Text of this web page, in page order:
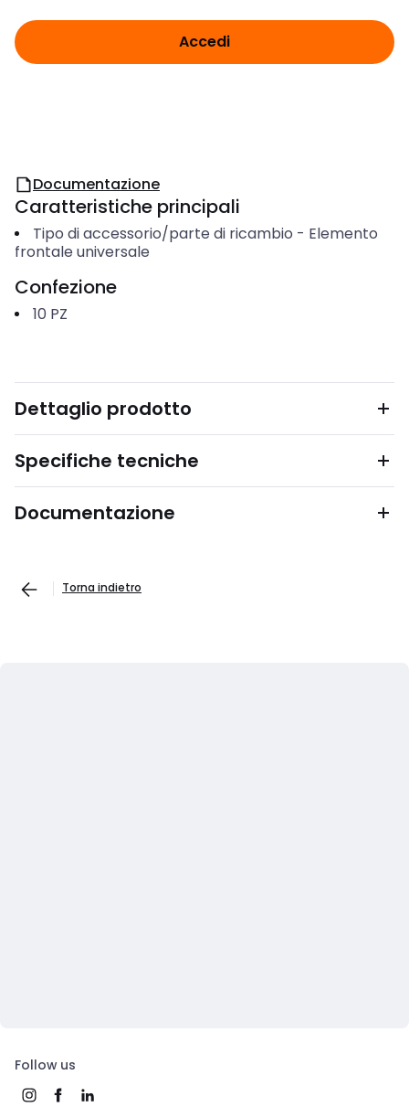
Accedi
Documentazione
Caratteristiche principali
Tipo di accessorio/parte di ricambio - Elemento
frontale universale
Confezione
10 PZ
Dettaglio prodotto
Specifiche tecniche
Documentazione
Torna indietro
Follow us